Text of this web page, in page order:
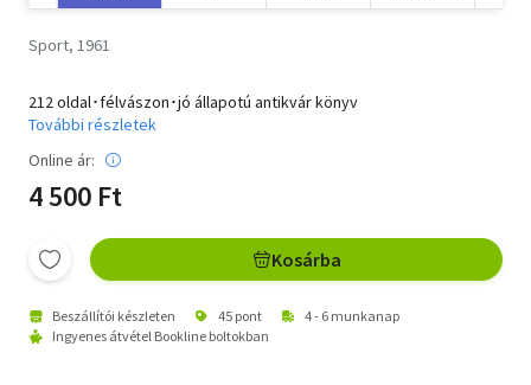
Sport, 1961
212 oldal･félvászon･jó állapotú antikvár könyv
További részletek
Online ár:
4 500 Ft
Kosárba
Beszállítói készleten 45 pont
4 - 6 munkanap
Ingyenes átvétel Bookline boltokban